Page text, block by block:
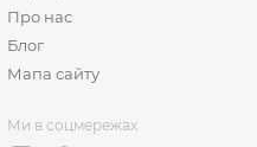
Про нас
Блог
Мапа сайту
Ми в соцмережах